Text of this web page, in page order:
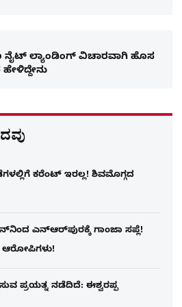
ನೈಟ್ ಲ್ಯಾಂಡಿಂಗ್ ವಿಚಾರವಾಗಿ ಹೊಸ
ಕರೆಂಟ್ ಇರಲ್ಲ! ಶಿವಮೊಗ್ಗದ
ಎನ್​ಆರ್​ಪುರಕ್ಕೆ ಗಾಂಜಾ ಸಪ್ಲೆ!
ಆರೋಪಿಗಳು!
ಪ್ರಯತ್ನ ನಡೆದಿದೆ: ಈಶ್ವರಪ್ಪ